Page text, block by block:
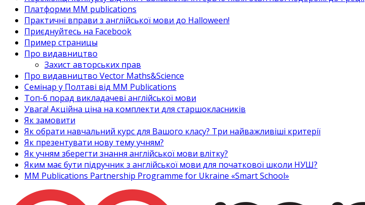
Платформи MM publications
Практичні вправи з англійської мови до Halloween!
Приєднуйтесь на Facebook
Пример страницы
Про видавництво
Захист авторських прав
Про видавництво Vector Maths&Science
Семінар у Полтаві від MM Publications
Топ-6 порад викладачеві англійської мови
Увага! Акційна ціна на комплекти для старшокласників
Як замовити
Як обрати навчальний курс для Вашого класу? Три найважливіші критерії
Як презентувати нову тему учням?
Як учням зберегти знання англійської мови влітку?
Яким має бути підручник з англійської мови для початкової школи НУШ?
MM Publications Partnership Programme for Ukraine «Smart School»